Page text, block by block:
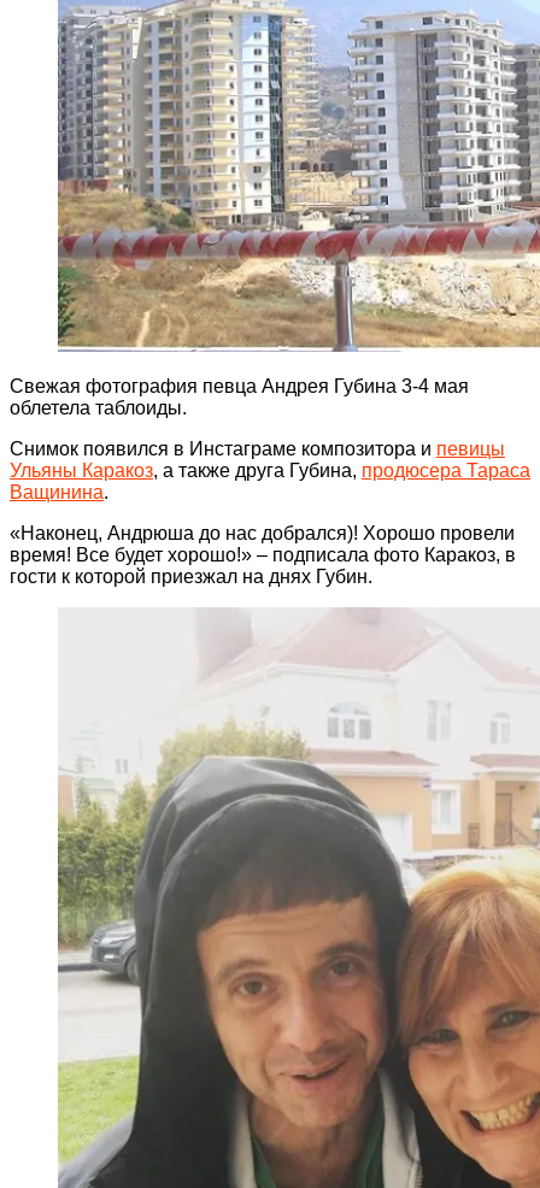
Свежая фотография певца Андрея Губина 3-4 мая
облетела таблоиды.
Снимок появился в Инстаграме композитора и певицы
Ульяны Каракоз, а также друга Губина, продюсера Тараса
Ващинина.
«Наконец, Андрюша до нас добрался)! Хорошо провели
время! Все будет хорошо!» – подписала фото Каракоз, в
гости к которой приезжал на днях Губин.